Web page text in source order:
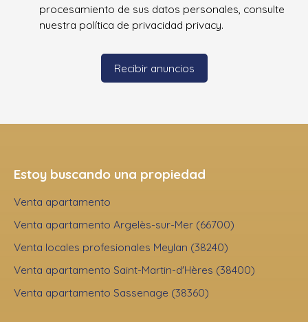
procesamiento de sus datos personales, consulte
nuestra política de privacidad privacy.
Recibir anuncios
Estoy buscando una propiedad
Venta apartamento
Venta apartamento Argelès-sur-Mer (66700)
Venta locales profesionales Meylan (38240)
Venta apartamento Saint-Martin-d'Hères (38400)
Venta apartamento Sassenage (38360)